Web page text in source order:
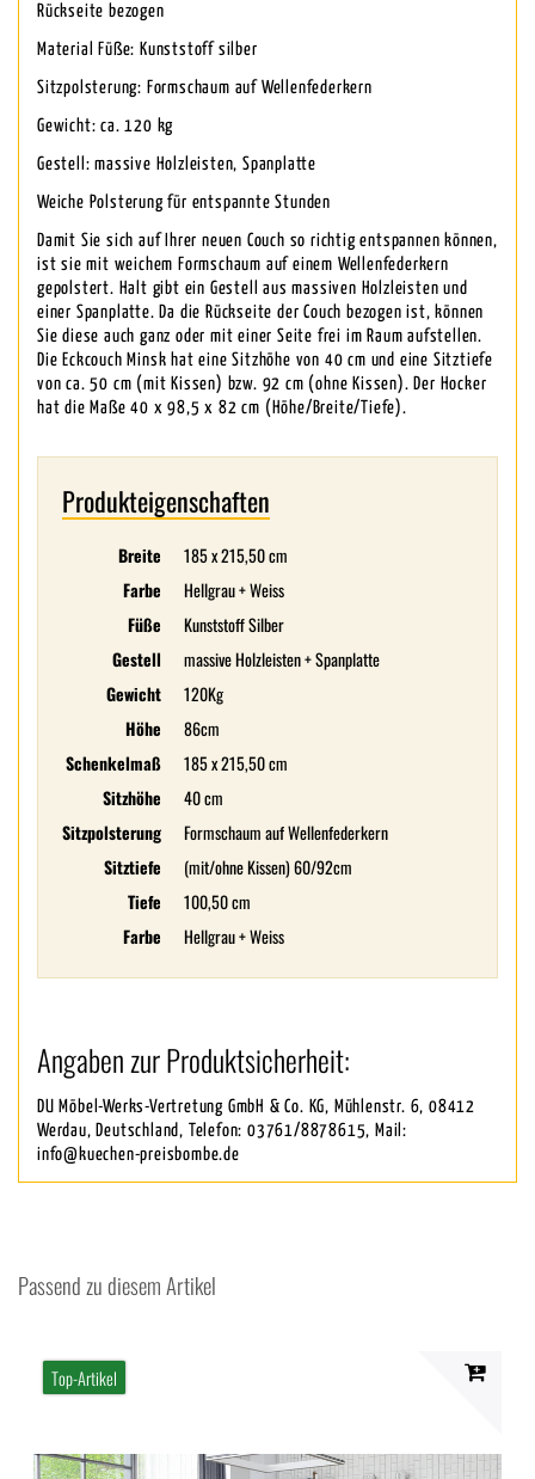
Rückseite bezogen
Material Füße: Kunststoff silber
Sitzpolsterung: Formschaum auf Wellenfederkern
Gewicht: ca. 120 kg
Gestell: massive Holzleisten, Spanplatte
Weiche Polsterung für entspannte Stunden
Damit Sie sich auf Ihrer neuen Couch so richtig entspannen können,
ist sie mit weichem Formschaum auf einem Wellenfederkern
gepolstert. Halt gibt ein Gestell aus massiven Holzleisten und
einer Spanplatte. Da die Rückseite der Couch bezogen ist, können
Sie diese auch ganz oder mit einer Seite frei im Raum aufstellen.
Die Eckcouch Minsk hat eine Sitzhöhe von 40 cm und eine Sitztiefe
von ca. 50 cm (mit Kissen) bzw. 92 cm (ohne Kissen). Der Hocker
hat die Maße 40 x 98,5 x 82 cm (Höhe/Breite/Tiefe).
Produkteigenschaften
Breite
185 x 215,50 cm
Farbe
Hellgrau + Weiss
Füße
Kunststoff Silber
Gestell
massive Holzleisten + Spanplatte
Gewicht
120Kg
Höhe
86cm
Schenkelmaß
185 x 215,50 cm
Sitzhöhe
40 cm
Sitzpolsterung
Formschaum auf Wellenfederkern
Sitztiefe
(mit/ohne Kissen) 60/92cm
Tiefe
100,50 cm
Farbe
Hellgrau + Weiss
Angaben zur Produktsicherheit:
DU Möbel-Werks-Vertretung GmbH & Co. KG, Mühlenstr. 6, 08412
Werdau, Deutschland, Telefon: 03761/8878615, Mail:
info@kuechen-preisbombe.de
Passend zu diesem Artikel
Top-Artikel